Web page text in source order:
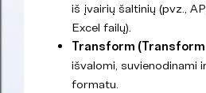
iš įvairių šaltinių (pvz.,
Excel failų).
Transform
išvalomi, suvienodinami
formatu.